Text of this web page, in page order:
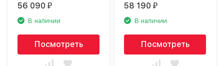
56 090₽
В наличии
Посмотреть
58 190₽
В наличии
Посмотреть